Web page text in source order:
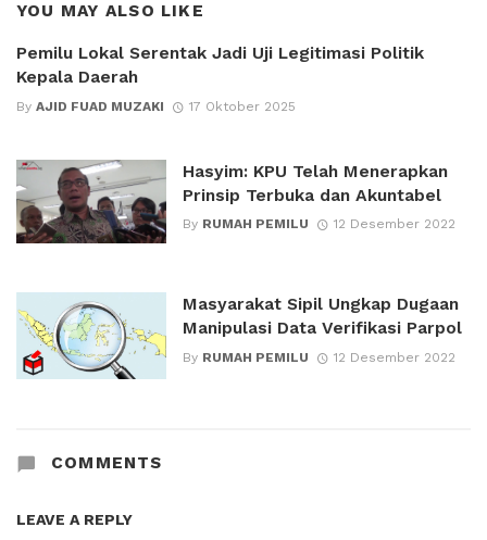
YOU MAY ALSO LIKE
Pemilu Lokal Serentak Jadi Uji Legitimasi Politik
Kepala Daerah
By AJID FUAD MUZAKI 17 Oktober 2025
Hasyim: KPU Telah Menerapkan
Prinsip Terbuka dan Akuntabel
By RUMAH PEMILU 12 Desember 2022
Masyarakat Sipil Ungkap Dugaan
Manipulasi Data Verifikasi Parpol
By RUMAH PEMILU 12 Desember 2022
COMMENTS
LEAVE A REPLY